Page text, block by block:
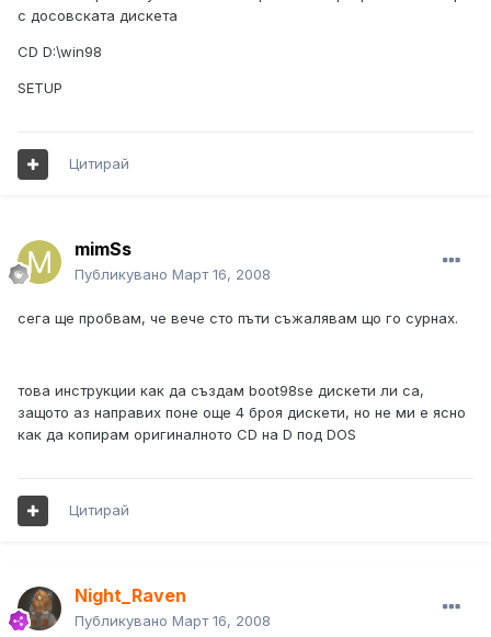
с досовската дискета
CD D:\win98
SETUP
Цитирай
mimSs
Публикувано Март 16, 2008
сега ще пробвам, че вече сто пъти съжалявам що го сурнах.
това инструкции как да създам boot98se дискети ли са,
защото аз направих поне още 4 броя дискети, но не ми е ясно
как да копирам оригиналното CD на D под DOS
Цитирай
Night_Raven
Публикувано Март 16, 2008